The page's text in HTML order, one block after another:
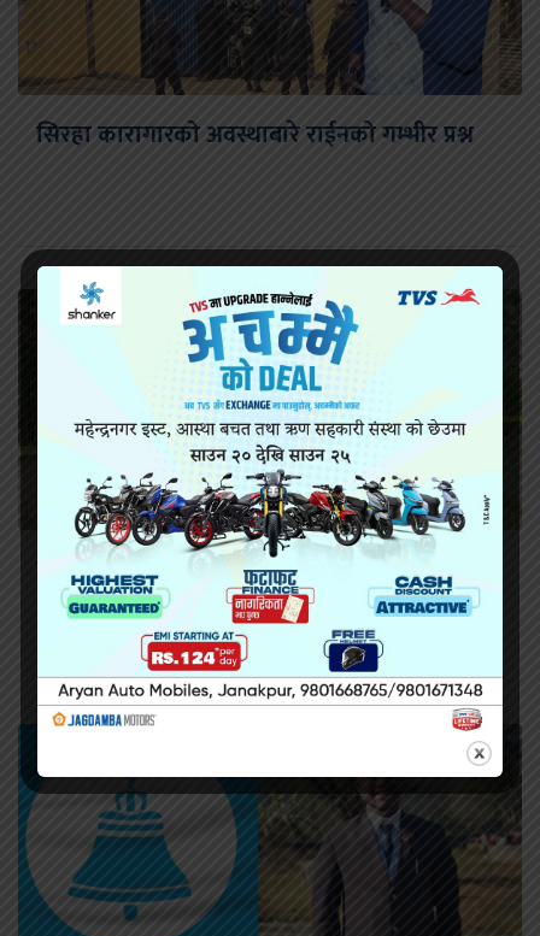
सिरहा कारागारको अवस्थाबारे राईनको गम्भीर प्रश्न
सिराहामा गोली प्रहार गरी हत्या